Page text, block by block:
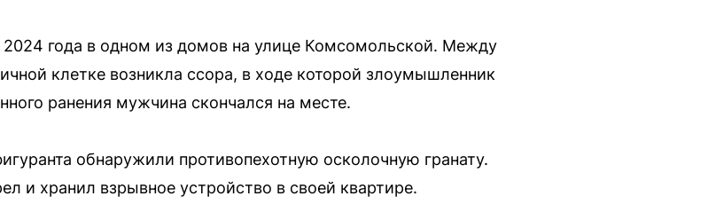
года в одном из домов на улице Комсомольской. Между
клетке возникла ссора, в ходе которой злоумышленник
ранения мужчина скончался на месте.
обнаружили противопехотную осколочную гранату.
и хранил взрывное устройство в своей квартире.